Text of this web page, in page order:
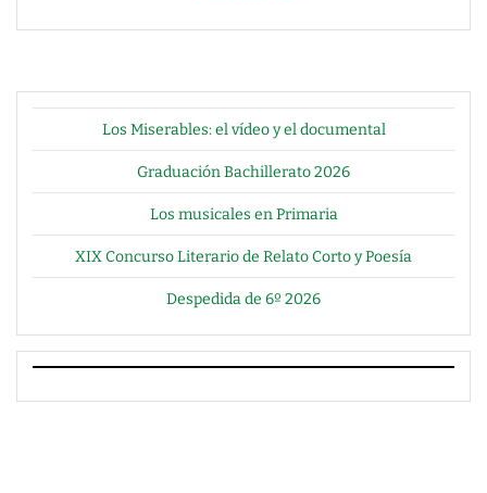
Los Miserables: el vídeo y el documental
Graduación Bachillerato 2026
Los musicales en Primaria
XIX Concurso Literario de Relato Corto y Poesía
Despedida de 6º 2026